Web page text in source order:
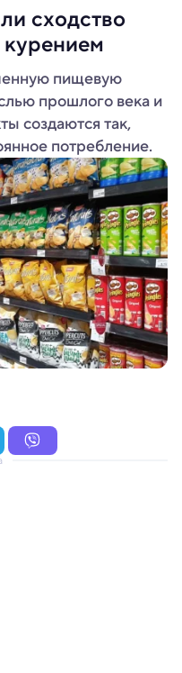
сходство
пищевую
прошлого века и
создаются так,
потребление.